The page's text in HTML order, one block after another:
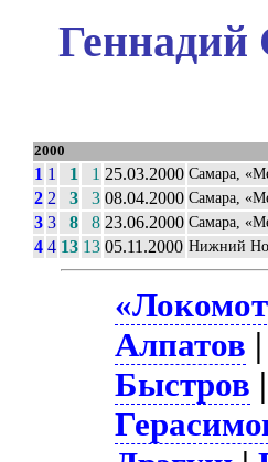
Геннадий
2000
1 1 1 1 25.03.2000 Самара,
2 2 3 3 08.04.2000 Самара,
3 3 8 8 23.06.2000 Самара,
4 4 13 13 05.11.2000 Нижний
Алпатов
Быстров